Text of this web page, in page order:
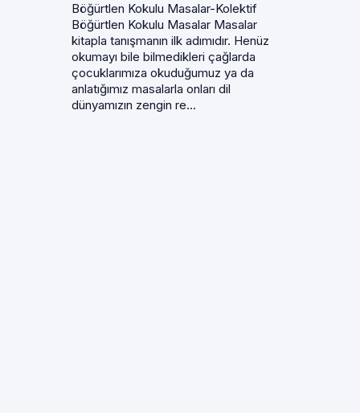
Böğürtlen Kokulu Masalar-Kolektif
Böğürtlen Kokulu Masalar Masalar
kitapla tanışmanın ilk adımıdır. Henüz
okumayı bile bilmedikleri çağlarda
çocuklarımıza okuduğumuz ya da
anlatığımız masalarla onları dil
dünyamızın zengin re...